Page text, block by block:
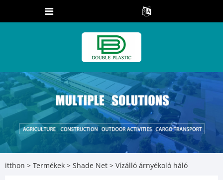
itthon > Termékek > Shade Net > Vízálló árnyékoló háló